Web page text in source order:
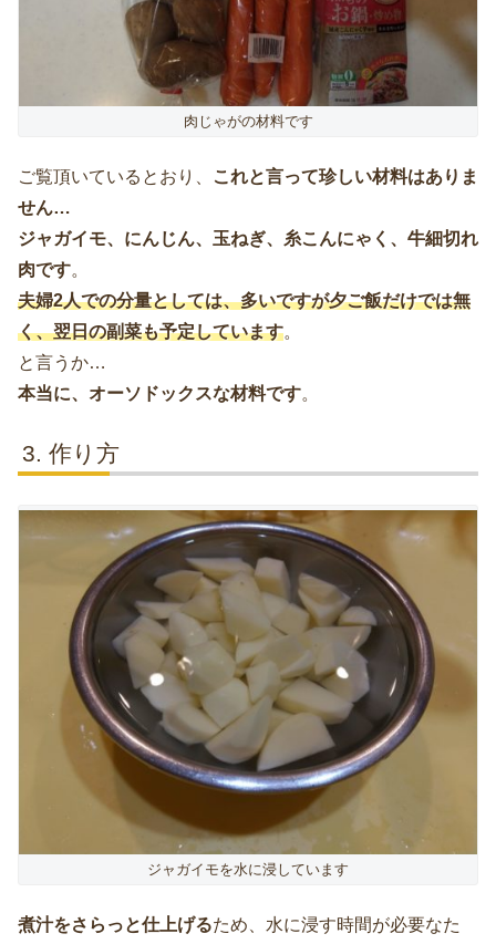
肉じゃがの材料です
ご覧頂いているとおり、
これと言って珍しい材料はありま
せん…
ジャガイモ、にんじん、玉ねぎ、糸こんにゃく、牛細切れ
肉です。
夫婦2人での分量としては、多いですが夕ご飯だけでは無
く、翌日の副菜も予定しています。
と言うか…
本当に、オーソドックスな材料です。
作り方
ジャガイモを水に浸しています
煮汁をさらっと仕上げるため、水に浸す時間が必要なた